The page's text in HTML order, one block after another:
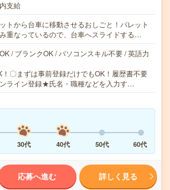
支給
トから台車に移動させるおしごと！パレット
重なっているので、台車へスライドする…
/ ブランクOK / パソコンスキル不要 / 英語力
〇まずは事前登録だけでもOK！履歴書不要
ライン登録★氏名・職種などを入力す…
30代 40代 50代 60代
応募へ進む 詳しく見る